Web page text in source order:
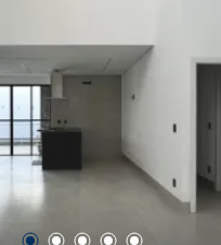
segurança, onde as
e as pessoas da melhor
de diversão para
e bem vividos. Viver no
desfrutar de um loteamento
aconchegante e com
o fôlego. Um espaço
que cada detalhe conquiste